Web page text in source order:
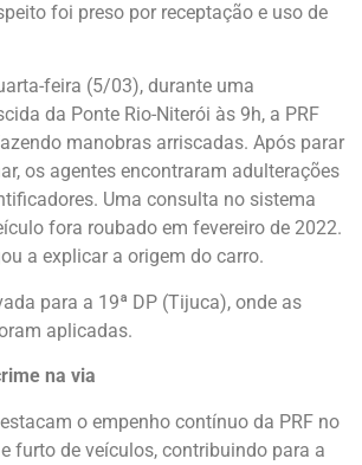
foi preso por receptação e uso de
feira (5/03), durante uma
da Ponte Rio-Niterói às 9h, a PRF
manobras arriscadas. Após parar
os agentes encontraram adulterações
Uma consulta no sistema
fora roubado em fevereiro de 2022.
a explicar a origem do carro.
para a 19ª DP (Tijuca), onde as
aplicadas.
na via
o empenho contínuo da PRF no
furto de veículos, contribuindo para a